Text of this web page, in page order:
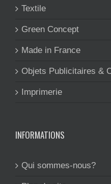
Textile
Green Concept
Made in France
Objets Publicitaires &
Imprimerie
INFORMATIONS
Qui sommes-nous?